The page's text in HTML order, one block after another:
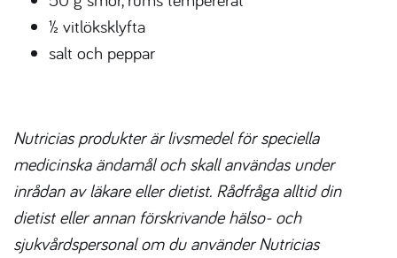
½ vitlöksklyfta
salt och peppar
Nutricias produkter är livsmedel för speciella
medicinska ändamål och skall användas under
inrådan av läkare eller dietist. Rådfråga alltid din
dietist eller annan förskrivande hälso- och
sjukvårdspersonal om du använder Nutricias